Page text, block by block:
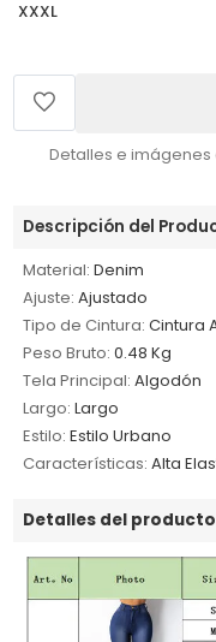
XXXL
Detalles e
Descripción del
Material: Denim
Ajuste: Ajustado
Tipo de Cintura: Cintura
Peso Bruto: 0.48 Kg
Tela Principal: Algodón
Largo: Largo
Estilo: Estilo Urbano
Características: Alta
Detalles del producto